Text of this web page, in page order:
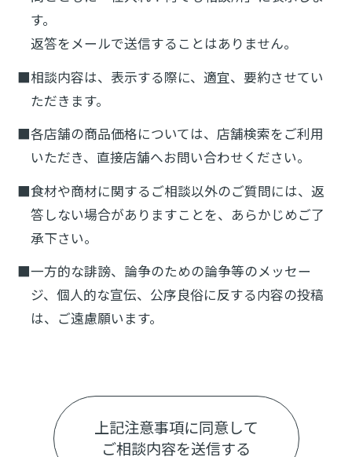
す。
返答をメールで送信することはありません。
■相談内容は、表示する際に、適宜、要約させてい
ただきます。
■各店舗の商品価格については、店舗検索をご利用
いただき、直接店舗へお問い合わせください。
■食材や商材に関するご相談以外のご質問には、返
答しない場合がありますことを、あらかじめご了
承下さい。
■一方的な誹謗、論争のための論争等のメッセー
ジ、個人的な宣伝、公序良俗に反する内容の投稿
は、ご遠慮願います。
上記注意事項に同意して
ご相談内容を送信する